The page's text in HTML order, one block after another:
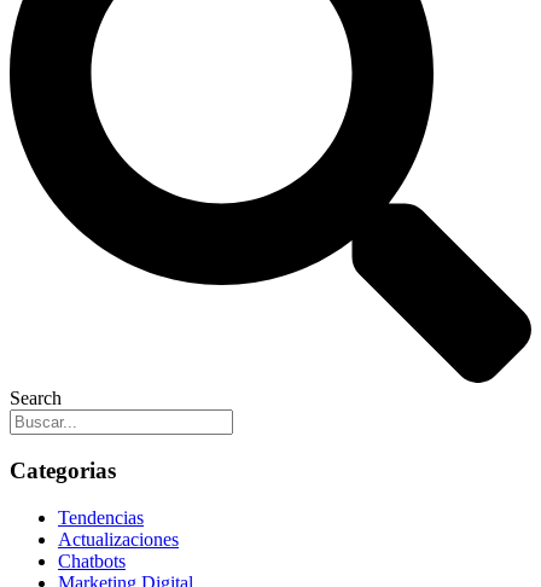
Search
Categorias
Menú
Tendencias
Actualizaciones
Chatbots
Marketing Digital